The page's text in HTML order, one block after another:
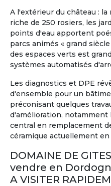
A l'extérieur du château : la
riche de 250 rosiers, les
points d'eau apportent
parcs animés « grand
des espaces verts est
systèmes automatisés
Les diagnostics et DPE
d'ensemble pour un
préconisant quelques
d'amélioration,
central en remplacement
céramique actuellement en
DOMAINE DE
vendre en
A VISITER
Slide 1 of 11
11
Maison Partagée
Marrakech, Maroc
A partir de1 750 €/
Voir les250